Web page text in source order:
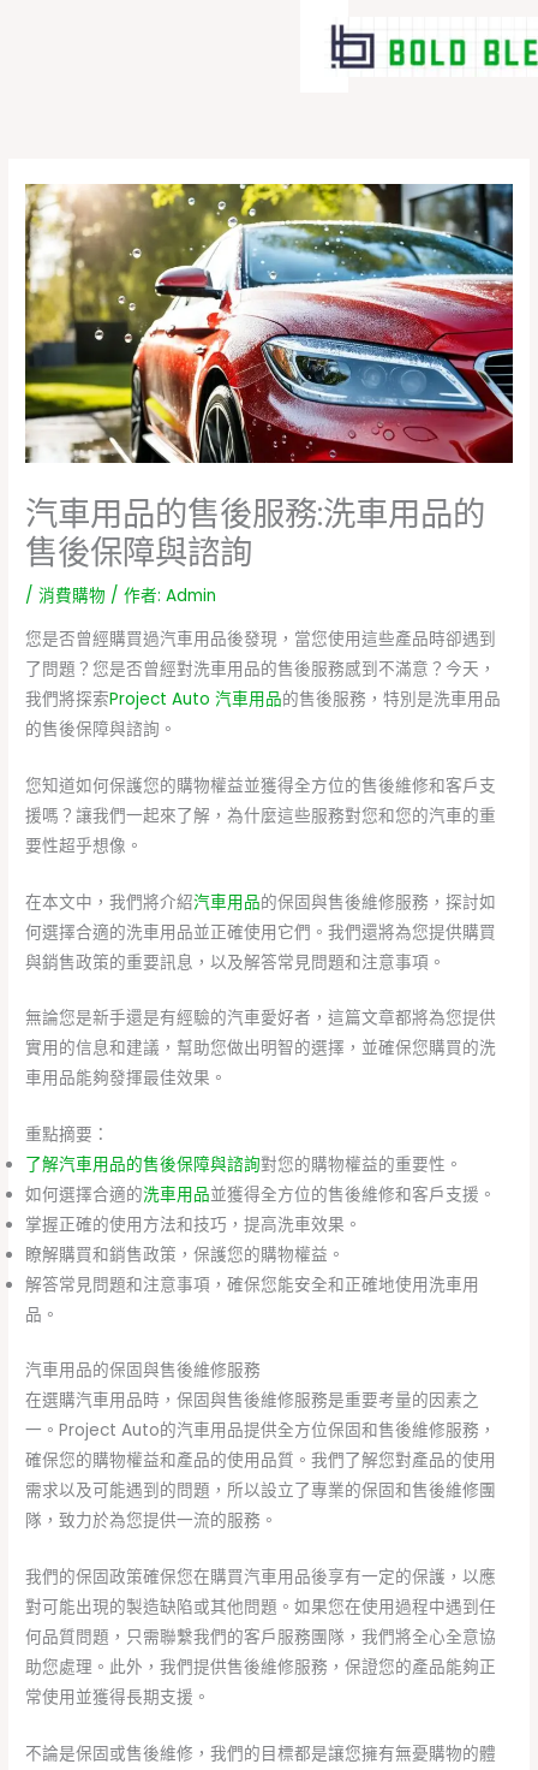
汽車用品的售後服務:洗車用品的
售後保障與諮詢
/消費購物 / 作者:Admin
您是否曾經購買過汽車用品後發現，當您使用這些產品時卻遇到
了問題？您是否曾經對洗車用品的售後服務感到不滿意？今天，
我們將探索Project Auto 汽車用品的售後服務，特別是洗車用品
的售後保障與諮詢。
您知道如何保護您的購物權益並獲得全方位的售後維修和客戶支
援嗎？讓我們一起來了解，為什麼這些服務對您和您的汽車的重
要性超乎想像。
在本文中，我們將介紹汽車用品的保固與售後維修服務，探討如
何選擇合適的洗車用品並正確使用它們。我們還將為您提供購買
與銷售政策的重要訊息，以及解答常見問題和注意事項。
無論您是新手還是有經驗的汽車愛好者，這篇文章都將為您提供
實用的信息和建議，幫助您做出明智的選擇，並確保您購買的洗
車用品能夠發揮最佳效果。
重點摘要：
了解汽車用品的售後保障與諮詢對您的購物權益的重要性。
如何選擇合適的洗車用品並獲得全方位的售後維修和客戶支援。
掌握正確的使用方法和技巧，提高洗車效果。
瞭解購買和銷售政策，保護您的購物權益。
解答常見問題和注意事項，確保您能安全和正確地使用洗車用
品。
汽車用品的保固與售後維修服務
在選購汽車用品時，保固與售後維修服務是重要考量的因素之
一。Project Auto的汽車用品提供全方位保固和售後維修服務，
確保您的購物權益和產品的使用品質。我們了解您對產品的使用
需求以及可能遇到的問題，所以設立了專業的保固和售後維修團
隊，致力於為您提供一流的服務。
我們的保固政策確保您在購買汽車用品後享有一定的保護，以應
對可能出現的製造缺陷或其他問題。如果您在使用過程中遇到任
何品質問題，只需聯繫我們的客戶服務團隊，我們將全心全意協
助您處理。此外，我們提供售後維修服務，保證您的產品能夠正
常使用並獲得長期支援。
不論是保固或售後維修，我們的目標都是讓您擁有無憂購物的體